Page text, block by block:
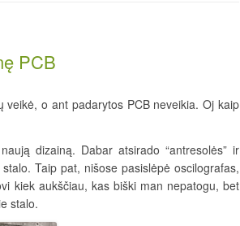
PCB
o ant padarytos PCB neveikia. Oj kaip
dizainą. Dabar atsirado “antresolės” ir
Taip pat, nišose pasislėpė oscilografas,
kiek aukščiau, kas biški man nepatogu, bet
stalo.